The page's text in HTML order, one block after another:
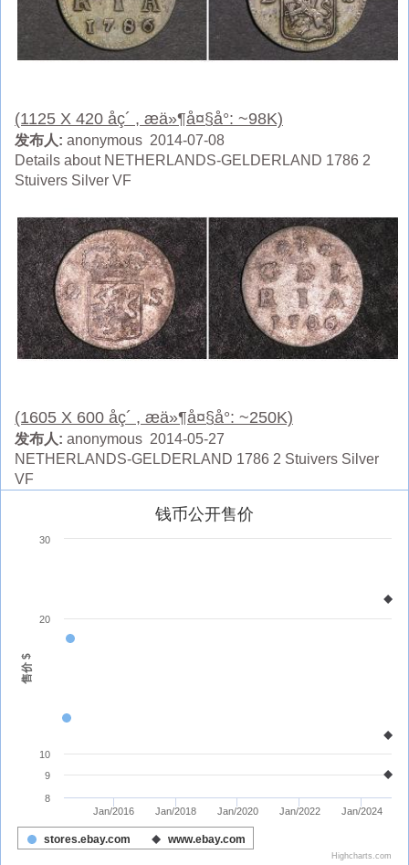
(1125 X 420 åç´ , æä»¶å¤§å°: ~98K)
发布人: anonymous 2014-07-08
Details about NETHERLANDS-GELDERLAND 1786 2
Stuivers Silver VF
(1605 X 600 åç´ , æä»¶å¤§å°: ~250K)
发布人: anonymous 2014-05-27
NETHERLANDS-GELDERLAND 1786 2 Stuivers Silver
VF